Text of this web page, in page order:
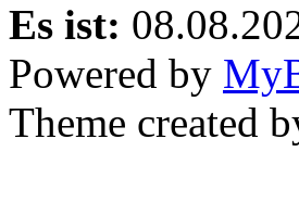
Es ist:
Powered by
Theme created